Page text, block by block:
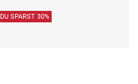
DU SPARST 30%